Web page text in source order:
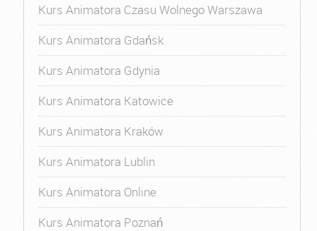
Kurs Animatora Czasu Wolnego Warszawa
Kurs Animatora Gdańsk
Kurs Animatora Gdynia
Kurs Animatora Katowice
Kurs Animatora Kraków
Kurs Animatora Lublin
Kurs Animatora Online
Kurs Animatora Poznań